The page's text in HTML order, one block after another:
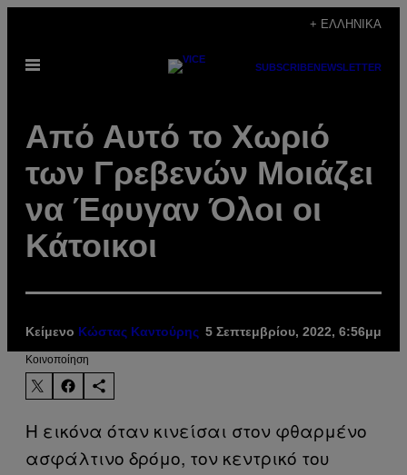
περιεχόμενο
+ ΕΛΛΗΝΙΚΆ
Ανοίξτε
SUBSCRIBENEWSLETTER
Από Αυτό το Χωριό
των Γρεβενών Μοιάζει
να Έφυγαν Όλοι οι
Κάτοικοι
Κείμενο Κώστας Καντούρης 5 Σεπτεμβρίου, 2022, 6:56μμ
Kοινοποίηση
Η εικόνα όταν κινείσαι στον φθαρμένο
ασφάλτινο δρόμο, τον κεντρικό του